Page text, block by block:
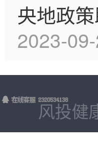
央地政
2023-
风投健